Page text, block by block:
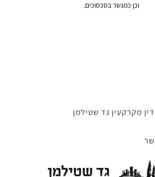
וכן כמגשר בסכסוכים.
מקרקעין גד שטילמן